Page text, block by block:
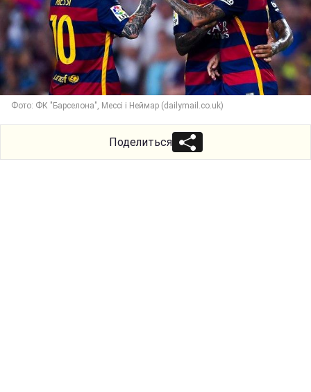
Фото: ФК "Барселона", Мессі і Неймар (dailymail.co.uk)
Поделиться